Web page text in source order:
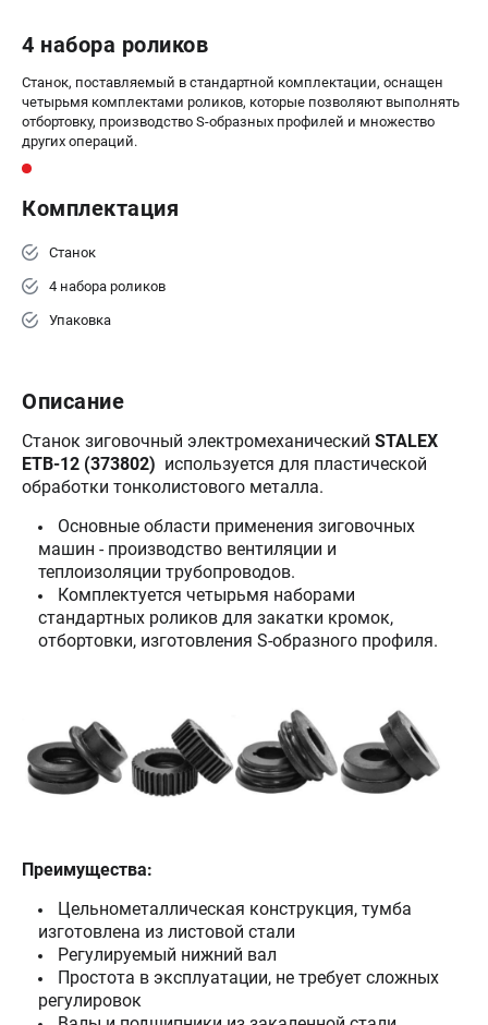
4 набора роликов
Станок, поставляемый в стандартной комплектации, оснащен
четырьмя комплектами роликов, которые позволяют выполнять
отбортовку, производство S-образных профилей и множество
других операций.
Комплектация
Станок
4 набора роликов
Упаковка
Описание
Станок зиговочный электромеханический STALEX
ETB-12 (373802) используется для пластической
обработки тонколистового металла.
Основные области применения зиговочных
машин - производство вентиляции и
теплоизоляции трубопроводов.
Комплектуется четырьмя наборами
стандартных роликов для закатки кромок,
отбортовки, изготовления S-образного профиля.
Преимущества:
Цельнометаллическая конструкция, тумба
изготовлена из листовой стали
Регулируемый нижний вал
Простота в эксплуатации, не требует сложных
регулировок